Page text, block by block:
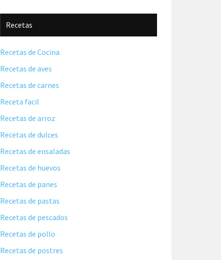
Recetas
Recetas de Cocina
Recetas de aves
Recetas de carnes
Receta facil
Recetas de arroz
Recetas de dulces
Recetas de ensaladas
Recetas de huevos
Recetas de panes
Recetas de pastas
Recetas de pescados
Recetas de pollo
Recetas de postres